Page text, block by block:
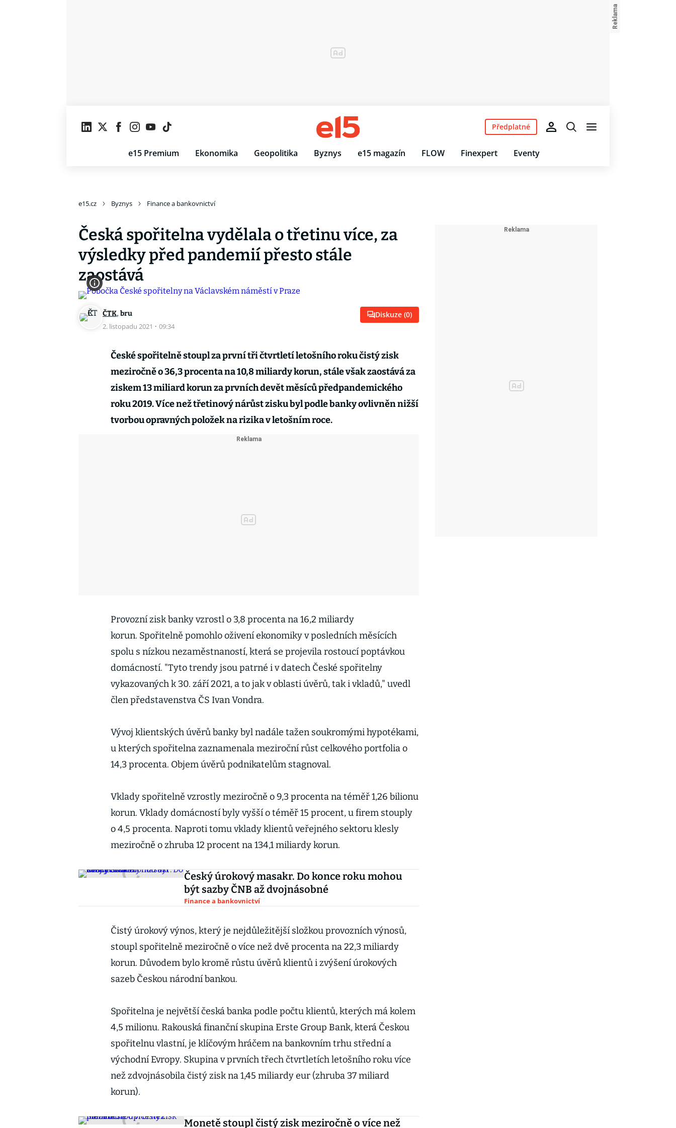
e15 Premium Ekonomika Geopolitika Byznys e15 magazín FLOW Finexpert Eventy
Předplatné
e15.cz Byznys Finance a bankovnictví
Česká spořitelna vydělala o třetinu více, za
výsledky před pandemií přesto stále
zaostává
ČTK, bru
2. listopadu 2021 · 09:34
Diskuze (0)
České spořitelně stoupl za první tři čtvrtletí letošního roku čistý zisk
meziročně o 36,3 procenta na 10,8 miliardy korun, stále však zaostává za
ziskem 13 miliard korun za prvních devět měsíců předpandemického
roku 2019. Více než třetinový nárůst zisku byl podle banky ovlivněn nižší
tvorbou opravných položek na rizika v letošním roce.
Provozní zisk banky vzrostl o 3,8 procenta na 16,2 miliardy
korun. Spořitelně pomohlo oživení ekonomiky v posledních měsících
spolu s nízkou nezaměstnaností, která se projevila rostoucí poptávkou
domácností. "Tyto trendy jsou patrné i v datech České spořitelny
vykazovaných k 30. září 2021, a to jak v oblasti úvěrů, tak i vkladů," uvedl
člen představenstva ČS Ivan Vondra.
Vývoj klientských úvěrů banky byl nadále tažen soukromými hypotékami,
u kterých spořitelna zaznamenala meziroční růst celkového portfolia o
14,3 procenta. Objem úvěrů podnikatelům stagnoval.
Vklady spořitelně vzrostly meziročně o 9,3 procenta na téměř 1,26 bilionu
korun. Vklady domácností byly vyšší o téměř 15 procent, u firem stouply
o 4,5 procenta. Naproti tomu vklady klientů veřejného sektoru klesly
meziročně o zhruba 12 procent na 134,1 miliardy korun.
Český úrokový masakr. Do konce roku mohou
být sazby ČNB až dvojnásobné
Finance a bankovnictví
Čistý úrokový výnos, který je nejdůležitější složkou provozních výnosů,
stoupl spořitelně meziročně o více než dvě procenta na 22,3 miliardy
korun. Důvodem bylo kromě růstu úvěrů klientů i zvýšení úrokových
sazeb Českou národní bankou.
Spořitelna je největší česká banka podle počtu klientů, kterých má kolem
4,5 milionu. Rakouská finanční skupina Erste Group Bank, která Českou
spořitelnu vlastní, je klíčovým hráčem na bankovním trhu střední a
východní Evropy. Skupina v prvních třech čtvrtletích letošního roku více
než zdvojnásobila čistý zisk na 1,45 miliardy eur (zhruba 37 miliard
korun).
Monetě stoupl čistý zisk meziročně o více než